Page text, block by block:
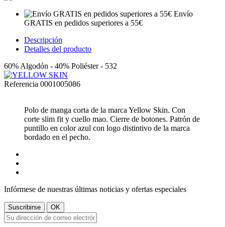
Envío
GRATIS en pedidos superiores a 55€
Descripción
Detalles del producto
60% Algodón - 40% Poliéster - 532
Referencia 0001005086
Polo de manga corta de la marca Yellow Skin. Con
corte slim fit y cuello mao. Cierre de botones. Patrón de
puntillo en color azul con logo distintivo de la marca
bordado en el pecho.
Infórmese de nuestras últimas noticias y ofertas especiales